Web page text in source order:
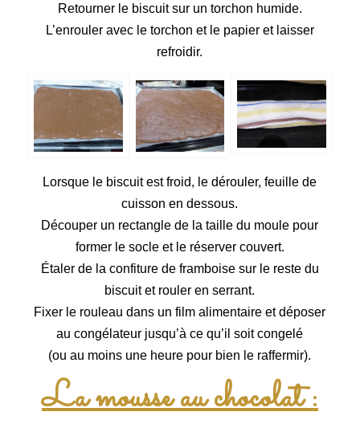
Retourner le biscuit sur un torchon humide.
L’enrouler avec le torchon et le papier et laisser
refroidir.
Lorsque le biscuit est froid, le dérouler, feuille de
cuisson en dessous.
Découper un rectangle de la taille du moule pour
former le socle et le réserver couvert.
Étaler de la confiture de framboise sur le reste du
biscuit et rouler en serrant.
Fixer le rouleau dans un film alimentaire et déposer
au congélateur jusqu’à ce qu’il soit congelé
(ou au moins une heure pour bien le raffermir).
La mousse au chocolat :